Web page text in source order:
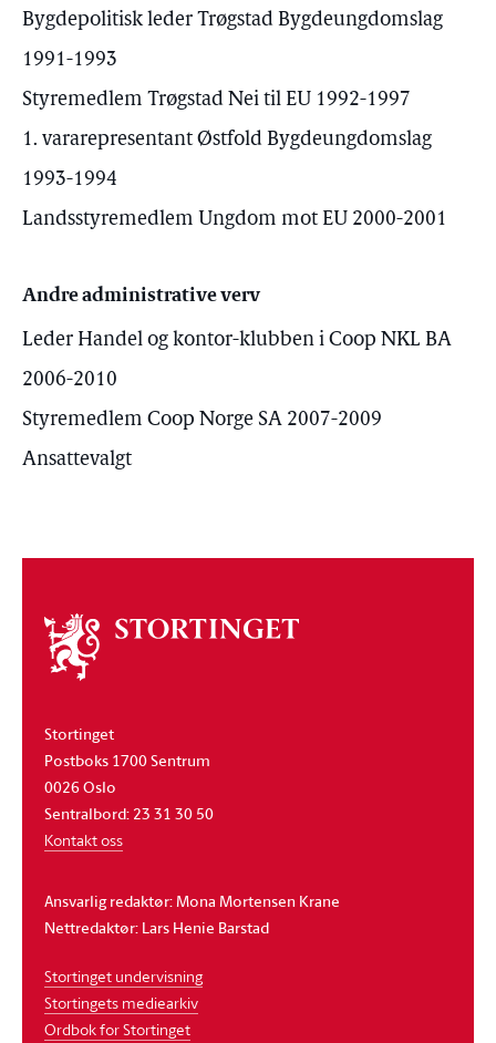
Bygdepolitisk leder Trøgstad Bygdeungdomslag
1991-1993
Styremedlem Trøgstad Nei til EU 1992-1997
1. vararepresentant Østfold Bygdeungdomslag
1993-1994
Landsstyremedlem Ungdom mot EU 2000-2001
Andre administrative verv
Leder Handel og kontor-klubben i Coop NKL BA
2006-2010
Styremedlem Coop Norge SA 2007-2009
Ansattevalgt
Om
stortinget
Stortinget
Postboks 1700 Sentrum
0026 Oslo
Sentralbord: 23 31 30 50
Kontakt oss
Ansvarlig redaktør: Mona Mortensen Krane
Nettredaktør: Lars Henie Barstad
Stortinget undervisning
Stortingets mediearkiv
Ordbok for Stortinget